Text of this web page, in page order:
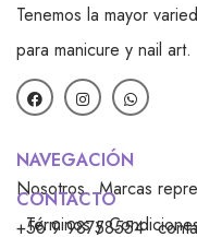
Tenemos la mayor
para manicure y nail art.
NAVEGACIÓN
Nosotros Marcas
Términos y
CONTACTO
+56 9 98758554